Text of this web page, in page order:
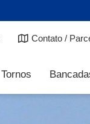
Contato /
Tornos